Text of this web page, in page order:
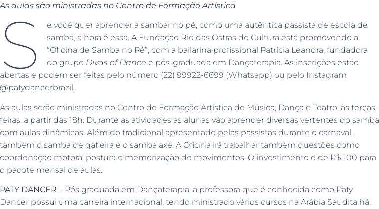
As aulas são ministradas no Centro de Formação Artística
S
e você quer aprender a sambar no pé, como uma autêntica passista de escola de
samba, a hora é essa. A Fundação Rio das Ostras de Cultura está promovendo a
“Oficina de Samba no Pé”, com a bailarina profissional Patrícia Leandra, fundadora
do grupo Divas of Dance e pós-graduada em Dançaterapia. As inscrições estão
abertas e podem ser feitas pelo número (22) 99922-6699 (Whatsapp) ou pelo Instagram
@patydancerbrazil.
As aulas serão ministradas no Centro de Formação Artística de Música, Dança e Teatro, às terças-
feiras, a partir das 18h. Durante as atividades as alunas vão aprender diversas vertentes do samba
com aulas dinâmicas. Além do tradicional apresentado pelas passistas durante o carnaval,
também o samba de gafieira e o samba axé. A Oficina irá trabalhar também questões como
coordenação motora, postura e memorização de movimentos. O investimento é de R$ 100 para
o pacote mensal de aulas.
PATY DANCER – Pós graduada em Dançaterapia, a professora que é conhecida como Paty
Dancer possui uma carreira internacional, tendo ministrado vários cursos na Arábia Saudita há